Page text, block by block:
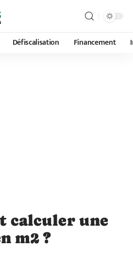
Défiscalisation Financement
calculer une
m2 ?